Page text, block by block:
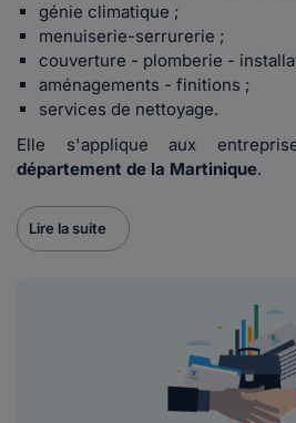
génie climatique ;
menuiserie-serrurerie ;
couverture - plomberie -
aménagements - finitions ;
services de nettoyage.
Elle s'applique aux
département de la Martinique.
Lire la suite